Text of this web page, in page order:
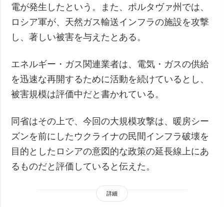
電が発生したという。また、ポルタヴァ州では、
ロシア軍が、天然ガス輸送インフラの施設を攻撃
し、著しい被害を与えたとある。
エネルギー・ガス関連業者は、電気・ガスの供給
を迅速な再開するために活動を続けているとし、
被害規模は評価中だと書かれている。
同省はその上で、今回の大規模攻撃は、暖房シー
ズンを前にしたウクライナの民間インフラ破壊を
目的としたロシアの意図的な政策の延長線上にあ
るものだと評価していると伝えた。
詳細